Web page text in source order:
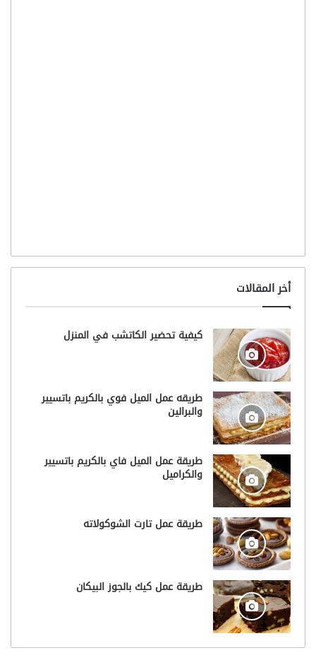
أخر المقالات
كيفية تحضير الكاتشب في المنزل
طريقه عمل الميل فوي بالكريم باتسيير
والبرالين
طريقة عمل الميل فاي بالكريم باتسيير
والكراميل
طريقة عمل تارت الشوكولاته
طريقة عمل كيك بالجوز البيكان